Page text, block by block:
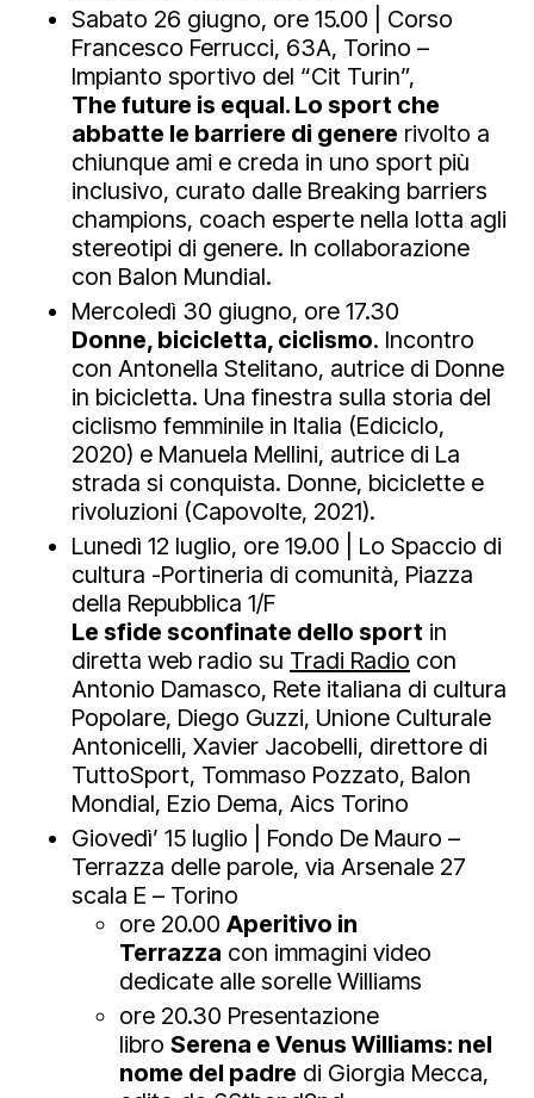
Sabato 26 giugno, ore 15.00 | Corso
Francesco Ferrucci, 63A, Torino –
Impianto sportivo del “Cit Turin”,
The future is equal. Lo sport che
abbatte le barriere di genere rivolto a
chiunque ami e creda in uno sport più
inclusivo, curato dalle Breaking barriers
champions, coach esperte nella lotta agli
stereotipi di genere. In collaborazione
con Balon Mundial.
Mercoledì 30 giugno, ore 17.30
Donne, bicicletta, ciclismo. Incontro
con Antonella Stelitano, autrice di Donne
in bicicletta. Una finestra sulla storia del
ciclismo femminile in Italia (Ediciclo,
2020) e Manuela Mellini, autrice di La
strada si conquista. Donne, biciclette e
rivoluzioni (Capovolte, 2021).
Lunedì 12 luglio, ore 19.00 | Lo Spaccio di
cultura -Portineria di comunità, Piazza
della Repubblica 1/F
Le sfide sconfinate dello sport in
diretta web radio su Tradi Radio con
Antonio Damasco, Rete italiana di cultura
Popolare, Diego Guzzi, Unione Culturale
Antonicelli, Xavier Jacobelli, direttore di
TuttoSport, Tommaso Pozzato, Balon
Mondial, Ezio Dema, Aics Torino
Giovedì’ 15 luglio | Fondo De Mauro –
Terrazza delle parole, via Arsenale 27
scala E – Torino
ore 20.00 Aperitivo in
Terrazza con immagini video
dedicate alle sorelle Williams
ore 20.30 Presentazione
libro Serena e Venus Williams: nel
nome del padre di Giorgia Mecca,